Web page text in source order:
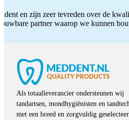
en zijn zeer tevreden over de
partner waarop we kunnen
Als totaalleverancier ondersteunen wij
tandartsen, mondhygiënisten en
met een breed en zorgvuldig